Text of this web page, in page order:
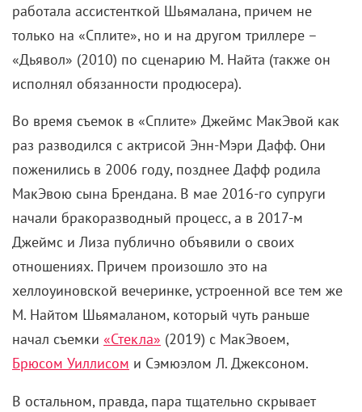
работала ассистенткой Шьямалана, причем не
только на «Сплите», но и на другом триллере –
«Дьявол» (2010) по сценарию М. Найта (также он
исполнял обязанности продюсера).
Во время съемок в «Сплите» Джеймс МакЭвой как
раз разводился с актрисой Энн-Мэри Дафф. Они
поженились в 2006 году, позднее Дафф родила
МакЭвою сына Брендана. В мае 2016-го супруги
начали бракоразводный процесс, а в 2017-м
Джеймс и Лиза публично объявили о своих
отношениях. Причем произошло это на
хеллоуиновской вечеринке, устроенной все тем же
М. Найтом Шьямаланом, который чуть раньше
начал съемки «Стекла» (2019) с МакЭвоем,
Брюсом Уиллисом и Сэмюэлом Л. Джексоном.
В остальном, правда, пара тщательно скрывает